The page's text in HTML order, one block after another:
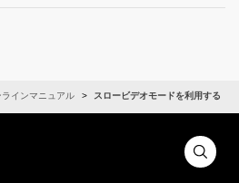
インマニュアル スロービデオモードを利用する